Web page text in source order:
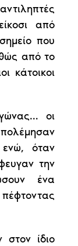
από
που
από το
κάτοικοι
οι
όταν
την
ένα
στον ίδιο